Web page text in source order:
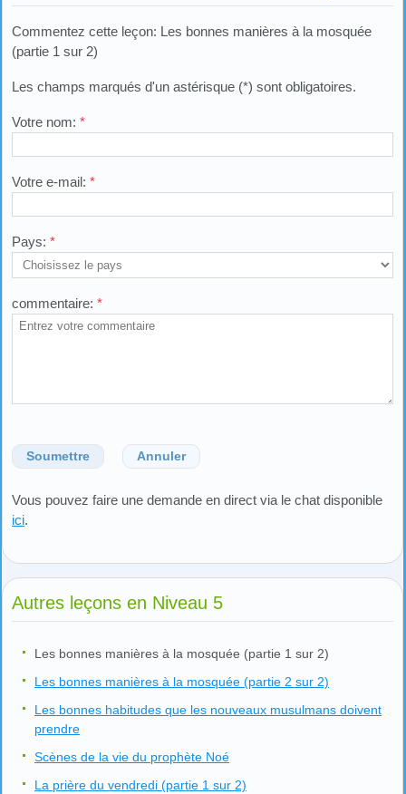
Commentez cette leçon: Les bonnes manières à la mosquée
(partie 1 sur 2)
Les champs marqués d'un astérisque (*) sont obligatoires.
Votre nom: *
Votre e-mail: *
Pays: *
commentaire: *
Soumettre Annuler
Vous pouvez faire une demande en direct via le chat disponible
ici.
Autres leçons en Niveau 5
Les bonnes manières à la mosquée (partie 1 sur 2)
Les bonnes manières à la mosquée (partie 2 sur 2)
Les bonnes habitudes que les nouveaux musulmans doivent
prendre
Scènes de la vie du prophète Noé
La prière du vendredi (partie 1 sur 2)